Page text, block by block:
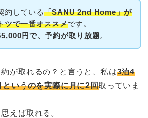
約している「SANU 2nd Home」が
ツで一番オススメです。
円で、予約が取り放題。
が取れるの？と言うと、私は3泊4
というのを実際に月に2回取っていま
えば取れる。